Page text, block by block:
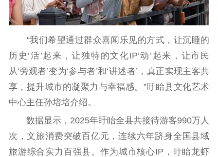
“我们希望通过群众喜闻乐见的方式，让沉睡的
历史‘活’起来，让独特的文化IP‘动’起来，让市民
从‘旁观者’变为‘参与者’和‘讲述者’，真正实现主客共
享，提升城市的凝聚力与幸福感。”盱眙县文化艺术
中心主任孙培培介绍。
数据显示，2025年盱眙全县共接待游客990万人
次，文旅消费突破百亿元，连续六年跻身全国县域
旅游综合实力百强县。作为城市核心IP，盱眙龙虾